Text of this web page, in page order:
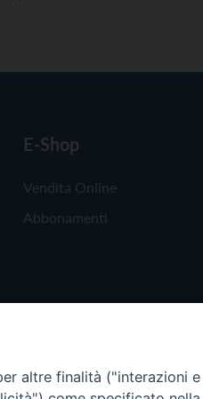
E-Shop
Vendita Online
Abbonamenti
altre finalità ("interazioni e